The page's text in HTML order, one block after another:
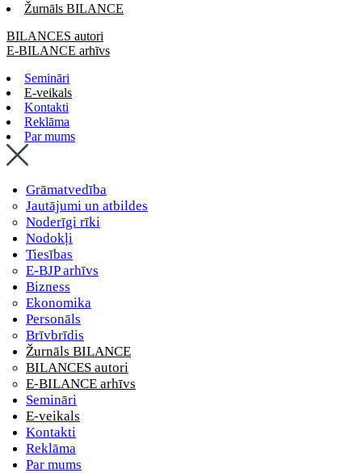
Žurnāls BILANCE
BILANCES autori
E-BILANCE arhīvs
Semināri
E-veikals
Kontakti
Reklāma
Par mums
Grāmatvedība
Jautājumi un atbildes
Noderīgi rīki
Nodokļi
Tiesības
E-BJP arhīvs
Bizness
Ekonomika
Personāls
Brīvbrīdis
Žurnāls BILANCE
BILANCES autori
E-BILANCE arhīvs
Semināri
E-veikals
Kontakti
Reklāma
Par mums